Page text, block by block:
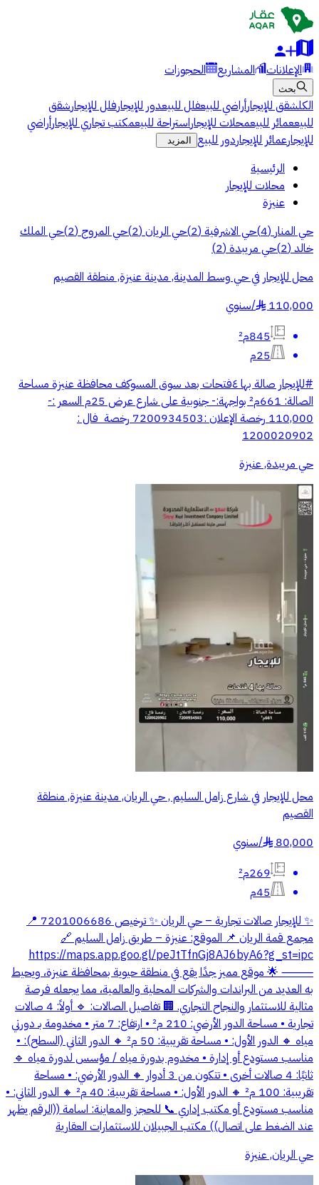
الإعلانات المشاريع الحجوزات
بحث
الكلشقق للإيجارأراضي للبيعفلل للبيعدور للإيجارفلل للإيجارشقق
للبيععمائر للبيعمحلات للإيجاراستراحة للبيعمكتب تجاري للإيجارأراضي
للإيجارعمائر للإيجاردور للبيع المزيد
الرئيسية
محلات للإيجار
عنيزة
حي المنار (
4
)حي الاشرفية(
2
)حي الريان(
2
)حي المروج(
2
)حي الملك
خالد(
2
)حي مريبدة(
2
)
محل للإيجار في حي وسط المدينة, مدينة عنيزة, منطقة القصيم
110,000
§
/سنوي
845م²
25م
#للإيجار صالة بها ٤فتحات بعد سوق المسوكف محافظة عنيزة مساحة
الصالة: 661م² بواجهة:- جنوبية على شارع عرض 25م السعر :-
110,000 رخصة الإعلان :7200934503 رخصة فال :
1200020902
حي مريبدة, عنيزة
محل للإيجار في شارع زامل السليم , حي الريان, مدينة عنيزة, منطقة
القصيم
80,000
§
/سنوي
269م²
45م
✨ للإيجار صالات تجارية – حي الريان ✨ ترخيص 7201006686 📍
مجمع قمة الريان 📌 الموقع: عنيزة – طريق زامل السليم 🔗
https://maps.app.goo.gl/peJtTfnGj8AJ6byA6?g_st=ipc
⸻ 🌟 موقع مميز جدًا يقع في منطقة حيوية بمحافظة عنيزة، ويحيط
به العديد من البراندات والشركات المحلية والعالمية، مما يجعله فرصة
مثالية للاستثمار والنجاح التجاري. 🏢 تفاصيل الصالات: 🔹 أولاً: 4 صالات
تجارية • مساحة الدور الأرضي: 210 م² • ارتفاع: 7 متر • مخدومة بـ دورتي
مياه 🔸 الدور الأول: • مساحة تقريبية: 50 م² 🔸 الدور الثاني (السطح): •
مناسب مستودع أو إدارة • مخدوم بدورة مياه / مؤسس لدورة مياه 🔹
ثانيًا: 4 صالات أخرى • تتكون من 3 أدوار 🔸 الدور الأرضي: • مساحة
تقريبية: 100 م² 🔸 الدور الأول: • مساحة تقريبية: 40 م² 🔸 الدور الثاني: •
مناسب مستودع أو مكتب إداري 📞 للحجز والمعاينة: اسامة ((الرقم يظهر
عند الضغط على اتصال)) مكتب الجبيلان للاستثمارات العقارية
حي الريان, عنيزة